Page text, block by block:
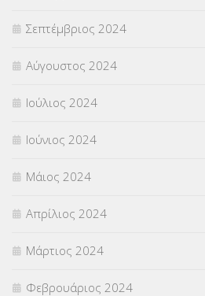
Σεπτέμβριος 2024
Αύγουστος 2024
Ιούλιος 2024
Ιούνιος 2024
Μάιος 2024
Απρίλιος 2024
Μάρτιος 2024
Φεβρουάριος 2024